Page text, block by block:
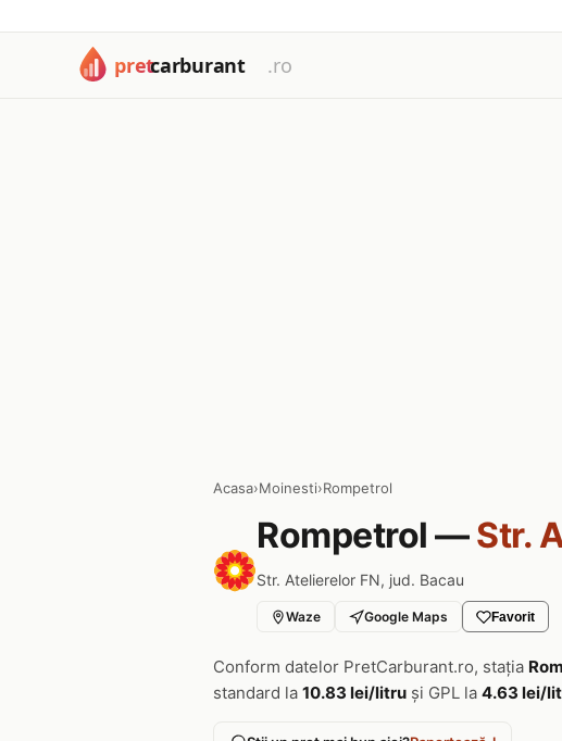
Acasa›Moinesti›Rompetrol
Rompetrol —Str.
Str. Atelierelor FN, jud. Bacau
Waze Google Maps Favorit
Conform datelor PretCarburant.ro, stația
standard la 10.83 lei/litru și GPL la 4.63 lei/